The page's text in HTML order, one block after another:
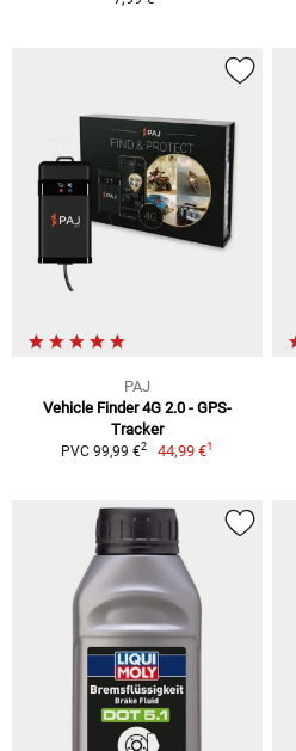
PAJ
Vehicle Finder 4G 2.0 - GPS-
Tracker
PVC 99,99 €2 44,99 €1